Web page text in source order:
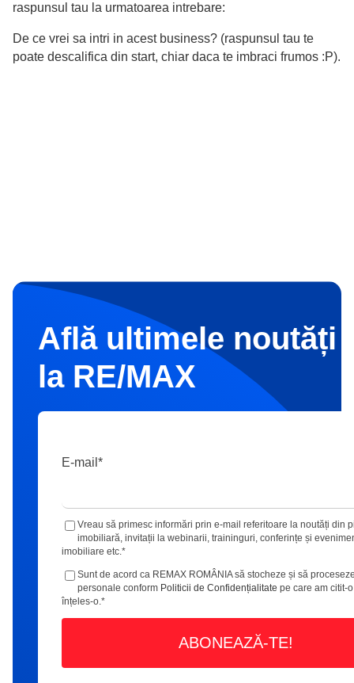
raspunsul tau la urmatoarea intrebare:
De ce vrei sa intri in acest business? (raspunsul tau te
poate descalifica din start, chiar daca te imbraci frumos :P).
Află ultimele noutăți
la RE/MAX
E-mail *
Vreau să primesc informări prin e-mail referitoare la noutăți din
imobiliară, invitații la webinarii, traininguri, conferințe și
imobiliare etc.*
Sunt de acord ca REMAX ROMÂNIA să stocheze și să
personale conform Politicii de Confidențialitate pe care am citit-
înțeles-o.*